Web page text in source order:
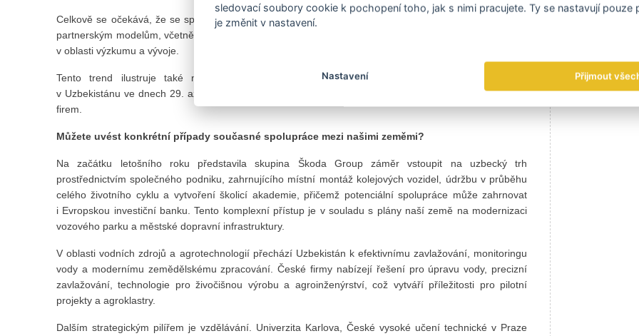
Celkově se očekává, že se spolupráce posune od tradičních exportně-importních vztahů ke složitějším
partnerským modelům, včetně lokalizované výroby, společných podniků, servisních center a spolupráce
v oblasti výzkumu a vývoje.
Tento trend ilustruje také nedávná návštěva předsedy vlády České republiky Andreje Babiše
v Uzbekistánu ve dnech 29. až 30. dubna, doprovázeného zhruba padesáti zástupci předních českých
firem.
Můžete uvést konkrétní případy současné spolupráce mezi našimi zeměmi?
Na začátku letošního roku představila skupina Škoda Group záměr vstoupit na uzbecký trh
prostřednictvím společného podniku, zahrnujícího místní montáž kolejových vozidel, údržbu v průběhu
celého životního cyklu a vytvoření školicí akademie, přičemž potenciální spolupráce může zahrnovat
i Evropskou investiční banku. Tento komplexní přístup je v souladu s plány naší země na modernizaci
vozového parku a městské dopravní infrastruktury.
V oblasti vodních zdrojů a agrotechnologií přechází Uzbekistán k efektivnímu zavlažování, monitoringu
vody a modernímu zemědělskému zpracování. České firmy nabízejí řešení pro úpravu vody, precizní
zavlažování, technologie pro živočišnou výrobu a agroinženýrství, což vytváří příležitosti pro pilotní
projekty a agroklastry.
Dalším strategickým pilířem je vzdělávání. Univerzita Karlova, České vysoké učení technické v Praze
sledovací soubory cookie k pochopení toho, jak s nimi pracujete. Ty se nastavují pouze
je změnit v nastavení.
Nastavení Přijmout